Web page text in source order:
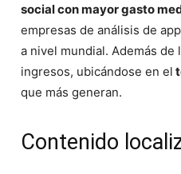
social con mayor gasto
empresas de análisis de
a nivel mundial. Además
ingresos, ubicándose en el
que más generan.
Contenido